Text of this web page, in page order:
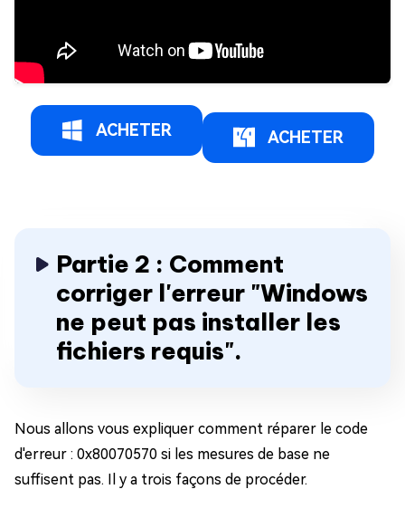
ACHETER ACHETER
Partie 2 : Comment
corriger l'erreur "Windows
ne peut pas installer les
fichiers requis".
Nous allons vous expliquer comment réparer le code
d'erreur : 0x80070570 si les mesures de base ne
suffisent pas. Il y a trois façons de procéder.